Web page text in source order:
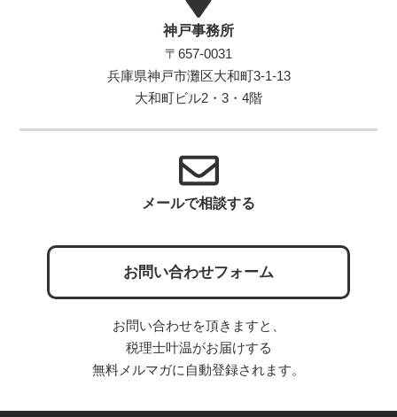
神戸事務所
〒657-0031
兵庫県神戸市灘区大和町3-1-13
大和町ビル2・3・4階
メールで相談する
お問い合わせフォーム
お問い合わせを頂きますと、
税理士叶温がお届けする
無料メルマガに自動登録されます。